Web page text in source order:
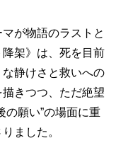
が物語のラストと
架》は、死を目前
静けさと救いへの
きつつ、ただ絶望
の願い”の場面に重
ました。